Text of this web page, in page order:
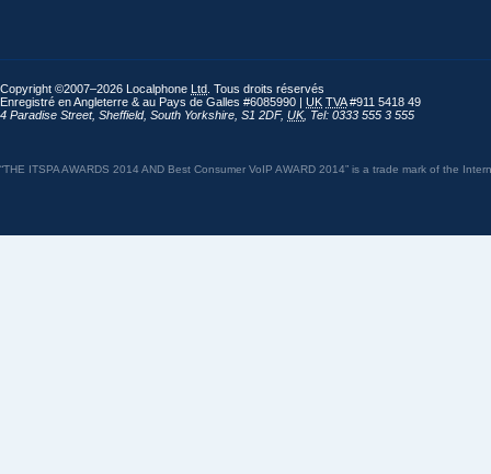
Copyright ©2007–2026 Localphone Ltd . Tous droits réservés
Enregistré en Angleterre & au Pays de Galles #6085990 | UK TVA#911 5418 49
4 Paradise Street, Sheffield, South Yorkshire S1 2DF, UK, Tel: 0333 555 3 555
“THE ITSPA AWARDS 2014 AND Best Consumer VoIP AWARD 2014” is a trade mark of the